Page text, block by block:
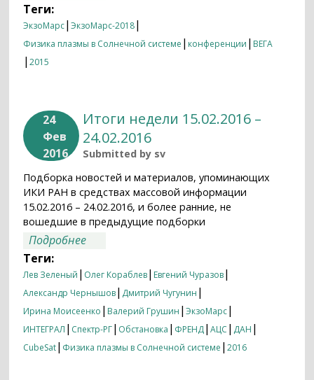
Теги:
ЭкзоМарс|ЭкзоМарс-2018|
Физика плазмы в Солнечной системе | конференции | ВЕГА
|2015
24
Фев
2016
Итоги недели 15.02.2016 –
24.02.2016
Submitted by sv
Подборка новостей и материалов, упоминающих
ИКИ РАН в средствах массовой информации
15.02.2016 – 24.02.2016, и более ранние, не
вошедшие в предыдущие подборки
Подробнее
Теги:
Лев Зеленый | Олег Кораблев| Евгений Чуразов|
Александр Чернышов| Дмитрий Чугунин |
Ирина Моисеенко | Валерий Грушин |ЭкзоМарс|
ИНТЕГРАЛ | Спектр-РГ| Обстановка | ФРЕНД|АЦС | ДАН |
CubeSat| Физика плазмы в Солнечной системе |2016